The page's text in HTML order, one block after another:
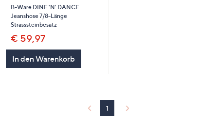
B-Ware DINE 'N' DANCE
Jeanshose 7/8-Länge
Strasssteinbesatz
€ 59,97
In den Warenkorb
1